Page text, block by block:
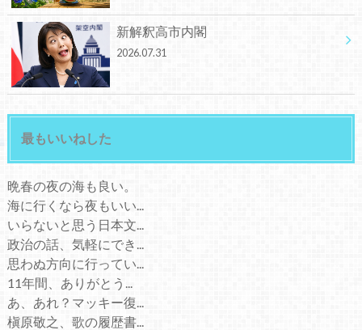
新解釈高市内閣
2026.07.31
最もいいねした
晩春の夜の海も良い。
海に行くなら夜もいい...
いらないと思う日本文...
政治の話、気軽にでき...
思わぬ方向に行ってい...
11年間、ありがとう...
あ、あれ？マッキー復...
槇原敬之、歌の履歴書...